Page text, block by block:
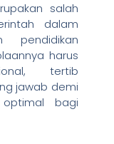
salah
dalam
pendidikan
harus
tertib
jawab demi
bagi